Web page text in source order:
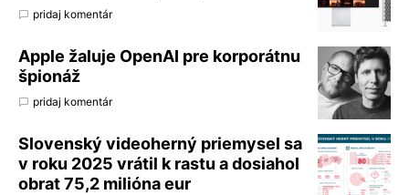
pridaj komentár
Apple žaluje OpenAI pre korporátnu
špionáž
pridaj komentár
Slovenský videoherný priemysel sa
v roku 2025 vrátil k rastu a dosiahol
obrat 75,2 milióna eur